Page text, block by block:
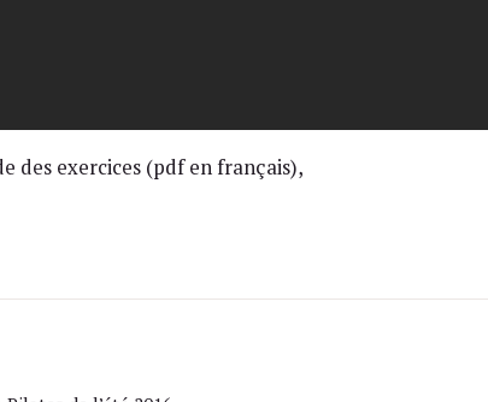
des exercices (pdf en français),